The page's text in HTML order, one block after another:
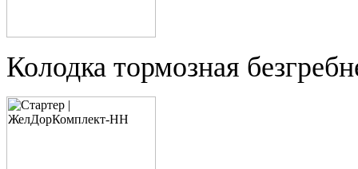
Колодка тормозная